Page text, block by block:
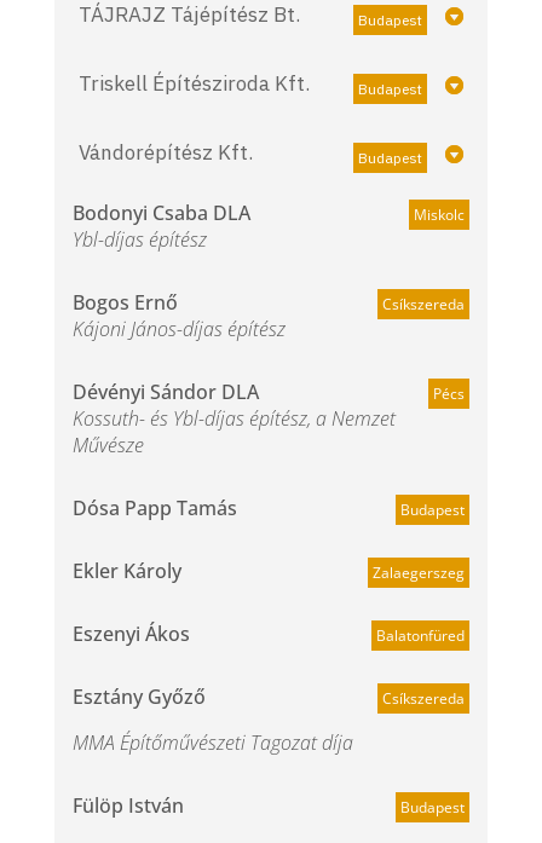
TÁJRAJZ Tájépítész Bt. Budapest
Triskell Építésziroda Kft. Budapest
Vándorépítész Kft. Budapest
Bodonyi Csaba DLA Miskolc
Ybl-díjas építész
Bogos Ernő Csíkszereda
Kájoni János-díjas építész
Dévényi Sándor DLA Pécs
Kossuth- és Ybl-díjas építész, a Nemzet
Művésze
Dósa Papp Tamás Budapest
Ekler Károly Zalaegerszeg
Eszenyi Ákos Balatonfüred
Esztány Győző Csíkszereda
MMA Építőművészeti Tagozat díja
Fülöp István Budapest